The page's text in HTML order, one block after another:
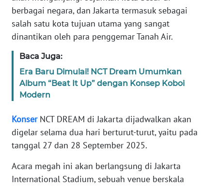
berbagai negara, dan Jakarta termasuk sebagai
salah satu kota tujuan utama yang sangat
dinantikan oleh para penggemar Tanah Air.
Baca Juga:
Era Baru Dimulai! NCT Dream Umumkan
Album “Beat It Up” dengan Konsep Koboi
Modern
KonserNCT DREAM di Jakarta dijadwalkan akan
digelar selama dua hari berturut-turut, yaitu pada
tanggal 27 dan 28 September 2025.
Acara megah ini akan berlangsung di Jakarta
International Stadium, sebuah venue berskala
KAMI
PEDOMAN
SIBER
REDAKSI
DISCLAIMER
Wahana
News
Regional